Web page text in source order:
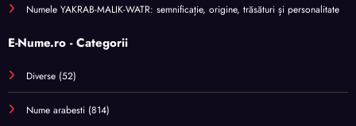
Numele YAKRAB-MALIK-WATR: semnificație, origine, trăsături și personalitate
E-Nume.ro - Categorii
Diverse (52)
Nume arabesti (814)